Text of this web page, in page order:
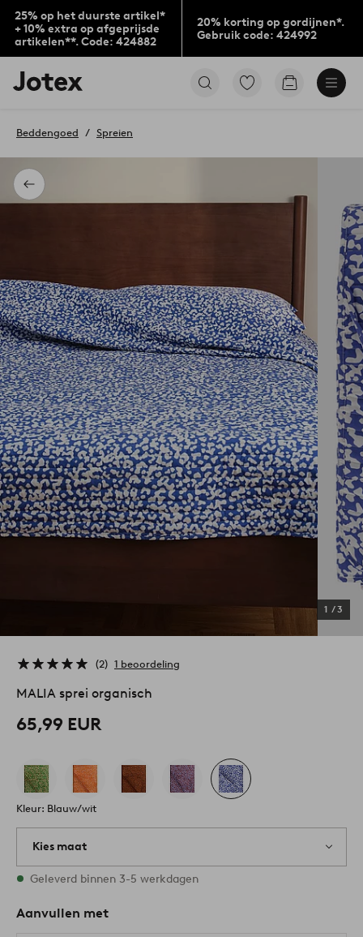
25% op het duurste artikel*
+ 10% extra op afgeprijsde
artikelen**. Code: 424882
20% korting op gordijnen*.
Gebruik code: 424992
Jotex
logo
to
home
page
Ga
Go
Terug
Beddengoed Spreien
1 /3
2 1 beoordeling
MALIA sprei organisch
65,99 EUR
Kleur: Blauw/wit
Kies maat
Alle maten zijn op voorraad
Geleverd binnen 3-5 werkdagen
Aanvullen met